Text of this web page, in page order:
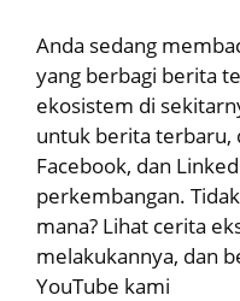
Anda sedang
yang berbagi berita
ekosistem di
untuk berita terbaru,
Facebook, dan
perkembangan.
mana? Lihat cerita
melakukannya, dan
YouTube kami